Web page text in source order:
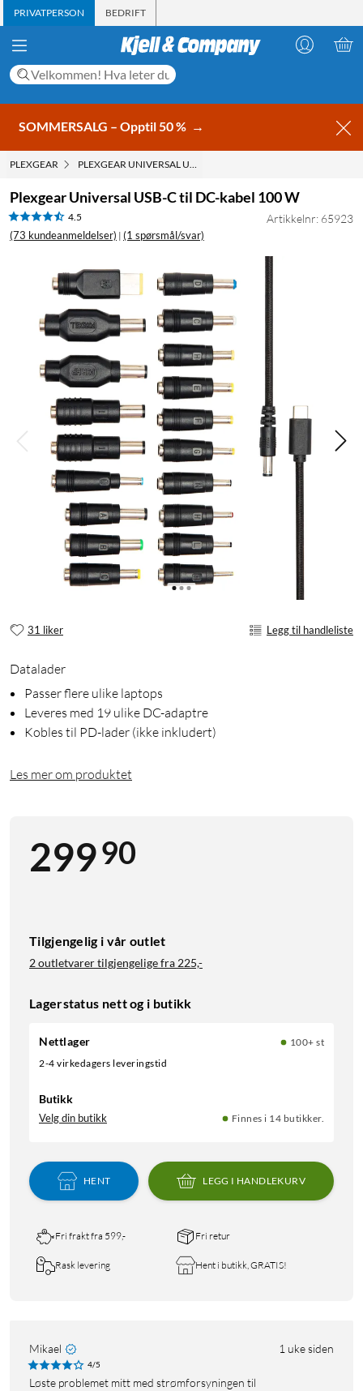
PRIVATPERSON BEDRIFT
SOMMERSALG – Opptil 50 % →
PLEXGEAR PLEXGEAR UNIVERSAL USB-C TIL DC-KABEL 100 W
Plexgear Universal USB-C til DC-kabel 100 W
4.5
(73 kundeanmeldelser) | (1 spørsmål/svar)
Artikkelnr: 65923
31 liker Legg til handleliste
Datalader
Passer flere ulike laptops
Leveres med 19 ulike DC-adaptre
Kobles til PD-lader (ikke inkludert)
Les mer om produktet
29990
Tilgjengelig i vår outlet
2 outletvarer tilgjengelige fra225,-
Lagerstatus nett og i butikk
Nettlager
100+ st
2-4 virkedagers leveringstid
Butikk
Velg din butikk Finnes i 14 butikker.
HENT LEGG I HANDLEKURV
Fri frakt fra 599,- Fri retur
Rask levering Hent i butikk, GRATIS!
Mikael 1 uke siden
4/5
Løste problemet mitt med strømforsyningen til